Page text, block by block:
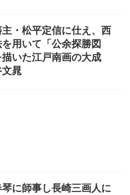
・松平定信に仕え、西
用いて「公余探勝図
いた江戸南画の大成
晁
に師事し長崎三画人に